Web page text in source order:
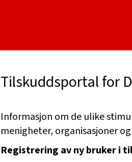
Tilskuddsportal for
Informasjon om de ulike
menigheter, organisasjoner
Registrering av ny bruker i